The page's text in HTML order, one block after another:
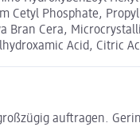
Cetyl Phosphate,
Bran Cera,
Acid, Citric
auftragen.